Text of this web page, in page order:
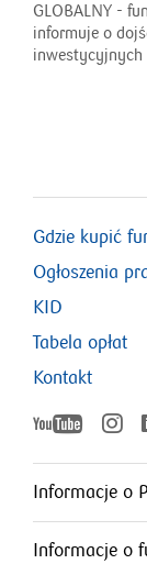
GLOBALNY -
informuje o
inwestycyjnych
Gdzie kupić
Ogłoszenia
KID
Tabela opłat
Kontakt
się
się
Informacje o
Informacje o